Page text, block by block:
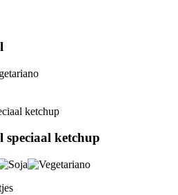
speciaal ketchup